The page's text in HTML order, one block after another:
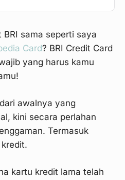
sama seperti saya
Card? BRI Credit Card
yang harus kamu
awalnya yang
kini secara perlahan
Termasuk
kartu kredit lama telah